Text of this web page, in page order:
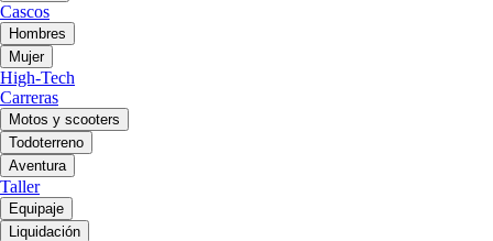
Cascos
Hombres
Mujer
High-Tech
Carreras
Motos y scooters
Todoterreno
Aventura
Taller
Equipaje
Liquidación